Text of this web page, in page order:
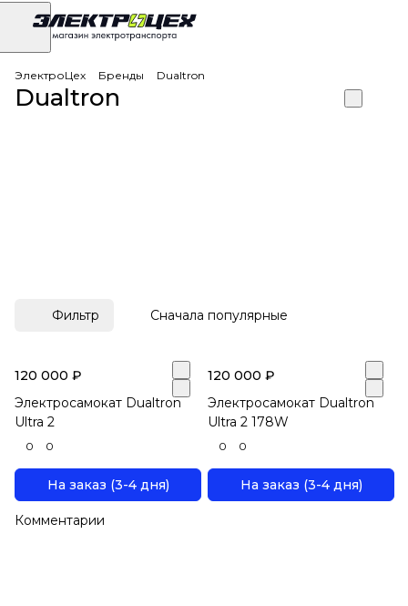
ЭлектроЦех Бренды Dualtron
Dualtron
Фильтр Сначала популярные
120 000 ₽
Электросамокат Dualtron
Ultra 2
0 0
На заказ (3-4 дня)
120 000 ₽
Электросамокат Dualtron
Ultra 2 178W
0 0
На заказ (3-4 дня)
Комментарии